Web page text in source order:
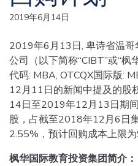
2019年6月14日
2019年6月13日, 卑诗省温
公司（以下简称“CIBT”或“
代码: MBA, OTCQX国际版:
12月11日的新闻中提及的股
14日至2019年12月13日期
股，占截至2018年12月6日
2.55%，预计回购成本上限为
枫华国际教育投资集团简介：